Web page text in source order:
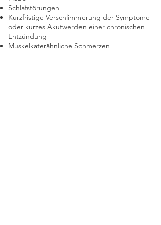
Schlafstörungen
Kurzfristige Verschlimmerung der Symptome
oder kurzes Akutwerden einer chronischen
Entzündung
Muskelkaterähnliche Schmerzen